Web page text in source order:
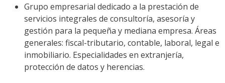
Grupo empresarial dedicado a la prestación de
servicios integrales de consultoría, asesoría y
gestión para la pequeña y mediana empresa. Áreas
generales: fiscal-tributario, contable, laboral, legal e
inmobiliario. Especialidades en extranjería,
protección de datos y herencias.